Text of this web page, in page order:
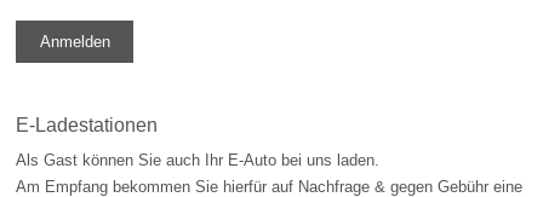
Anmelden
E-Ladestationen
Als Gast können Sie auch Ihr E-Auto bei uns laden.
Am Empfang bekommen Sie hierfür auf Nachfrage & gegen Gebühr eine